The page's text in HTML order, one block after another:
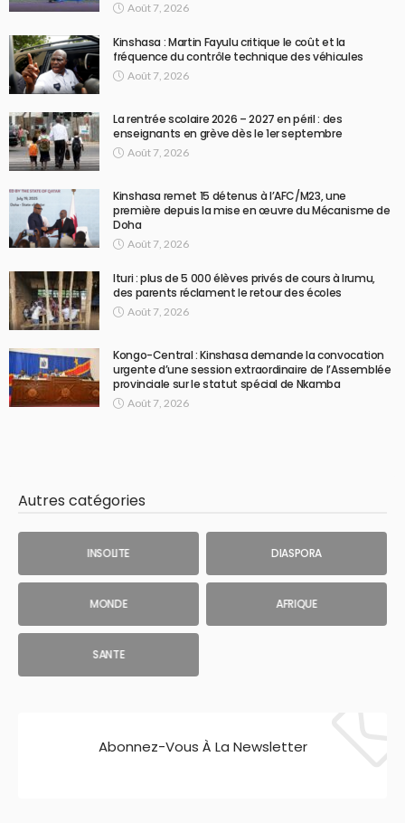
Août 7, 2026
Kinshasa : Martin Fayulu critique le coût et la
fréquence du contrôle technique des véhicules
Août 7, 2026
La rentrée scolaire 2026 – 2027 en péril : des
enseignants en grève dès le 1er septembre
Août 7, 2026
Kinshasa remet 15 détenus à l’AFC/M23, une
première depuis la mise en œuvre du Mécanisme de
Doha
Août 7, 2026
Ituri : plus de 5 000 élèves privés de cours à Irumu,
des parents réclament le retour des écoles
Août 7, 2026
Kongo-Central : Kinshasa demande la convocation
urgente d’une session extraordinaire de l’Assemblée
provinciale sur le statut spécial de Nkamba
Août 7, 2026
Autres catégories
INSOLITE DIASPORA
MONDE AFRIQUE
SANTE
Abonnez-Vous À La Newsletter